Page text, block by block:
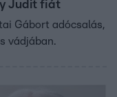
Judit fiát
Gábort adócsalás,
vádjában.